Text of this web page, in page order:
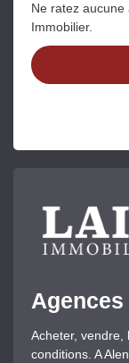
Ne ratez
Immobilier.
Acheter, vendre,
conditions. A